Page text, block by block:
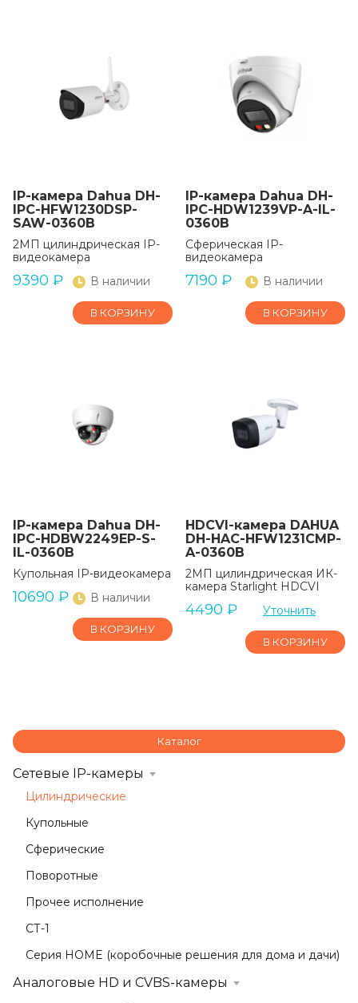
IP-камера Dahua DH-
IPC-HFW1230DSP-
SAW-0360B
2МП цилиндрическая IP-
видеокамера
9390 ₽ В наличии
В КОРЗИНУ
IP-камера Dahua DH-
IPC-HDW1239VP-A-IL-
0360B
Сферическая IP-
видеокамера
7190 ₽ В наличии
В КОРЗИНУ
IP-камера Dahua DH-
IPC-HDBW2249EP-S-
IL-0360B
Купольная IP-видеокамера
10690 ₽ В наличии
В КОРЗИНУ
HDCVI-камера DAHUA
DH-HAC-HFW1231CMP-
A-0360B
2МП цилиндрическая ИК-
камера Starlight HDCVI
4490 ₽ Уточнить
В КОРЗИНУ
Каталог
Сетевые IP-камеры
Цилиндрические
Купольные
Сферические
Поворотные
Прочее исполнение
СТ-1
Серия HOME (коробочные решения для дома и дачи)
Аналоговые HD и CVBS-камеры